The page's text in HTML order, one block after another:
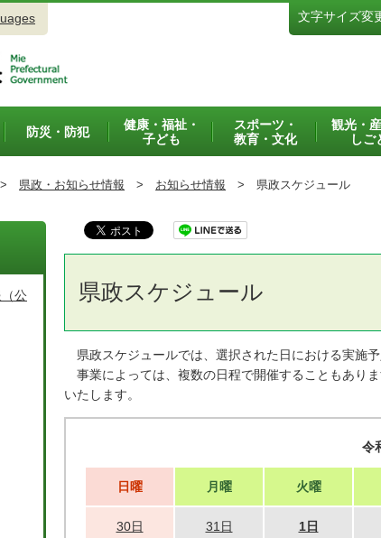
文字サイズ変
防災・防犯
健康・福祉・
子ども
スポーツ・
教育・文化
観光・
しご
県政・お知らせ情報 > お知らせ情報 > 県政スケジュール
県政スケジュール
県政スケジュールでは、選択された日における実施
事業によっては、複数の日程で開催することもあり
いたします。
令
日曜 月曜 火曜
30日 31日 1日
公